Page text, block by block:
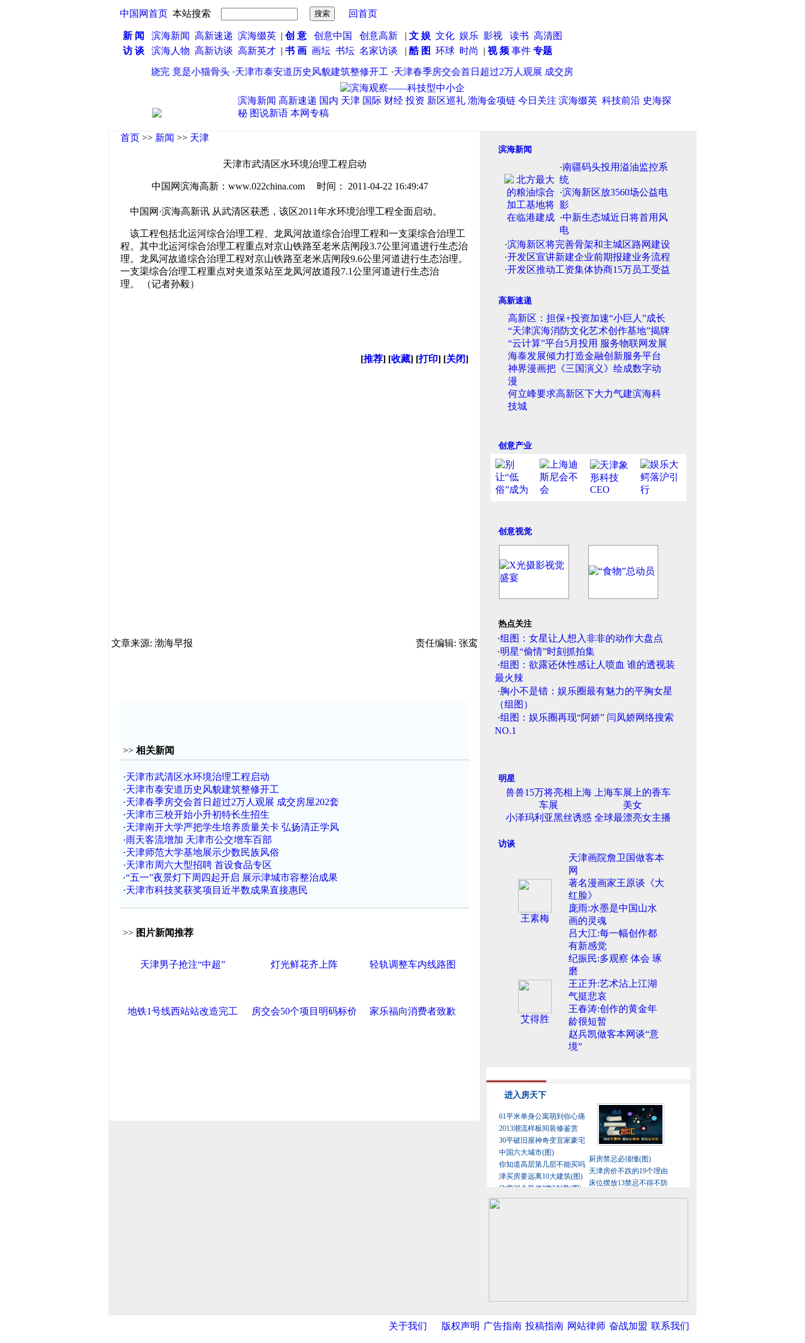
中国网首页 本站搜索 回首页
新 闻 滨海新闻 高新速递 滨海缀英| 创 意 创意中国 创意高新 | 文 娱 文化 娱乐 影视 读书 高清图
访 谈
滨海人物 高新访谈 高新英才 | 书 画 画坛 书坛 名家访谈 | 酷 图 环球 时尚 | 视 频事件 专题
蜡烛烧完 竟是小猫骨头·天津市泰安道历史风貌建筑整修开工·天津春季房交会首日超过2万人观展 成交房屋202套
滨海新闻 高新速递 国内 天津 国际 财经 投资 新区巡礼 渤海金项链 今日关注 滨海缀英 科技前沿 史海探
秘 图说新语 本网专稿
首页 >> 新闻 >> 天津
天津市武清区水环境治理工程启动
中国网滨海高新：www.022china.com 时间： 2011-04-22 16:49:47
中国网·滨海高新讯 从武清区获悉，该区2011年水环境治理工程全面启动。
该工程包括北运河综合治理工程、龙凤河故道综合治理工程和一支渠综合治理工
程。其中北运河综合治理工程重点对京山铁路至老米店闸段3.7公里河道进行生态治
理。龙凤河故道综合治理工程对京山铁路至老米店闸段9.6公里河道进行生态治理。
一支渠综合治理工程重点对夹道泵站至龙凤河故道段7.1公里河道进行生态治
理。 （记者孙毅）
[推荐] [收藏] [打印] [关闭]
文章来源: 渤海早报 责任编辑: 张鸾
>> 相关新闻
·天津市武清区水环境治理工程启动
·天津市泰安道历史风貌建筑整修开工
·天津春季房交会首日超过2万人观展 成交房屋202套
·天津市三校开始小升初特长生招生
·天津南开大学严把学生培养质量关卡 弘扬清正学风
·雨天客流增加 天津市公交增车百部
·天津师范大学基地展示少数民族风俗
·天津市周六大型招聘 首设食品专区
·“五一”夜景灯下周四起开启 展示津城市容整治成果
·天津市科技奖获奖项目近半数成果直接惠民
>> 图片新闻推荐
天津男子抢注“中超” 灯光鲜花齐上阵 轻轨调整车内线路图
地铁1号线西站站改造完工 房交会50个项目明码标价 家乐福向消费者致歉
滨海新闻
·南疆码头投用溢油监控系
统
·滨海新区放3560场公益电
影
·中新生态城近日将首用风
电
·滨海新区将完善骨架和主城区路网建设
·开发区宣讲新建企业前期报建业务流程
·开发区推动工资集体协商15万员工受益
高新速递
高新区：担保+投资加速“小巨人”成长
“天津滨海消防文化艺术创作基地”揭牌
“云计算”平台5月投用 服务物联网发展
海泰发展倾力打造金融创新服务平台
神界漫画把《三国演义》绘成数字动
漫
何立峰要求高新区下大力气建滨海科
技城
创意产业
创意视觉
热点关注
·组图：女星让人想入非非的动作大盘点
·明星“偷情”时刻抓拍集
·组图：欲露还休性感让人喷血 谁的透视装
最火辣
·胸小不是错：娱乐圈最有魅力的平胸女星
（组图）
·组图：娱乐圈再现“阿娇” 闫凤娇网络搜索
NO.1
明星
兽兽15万将亮相上海
车展
上海车展上的香车
美女
小泽玛利亚黑丝诱惑 全球最漂亮女主播
访谈
王素梅
天津画院詹卫国做客本
网
著名漫画家王原谈《大
红脸》
庞雨:水墨是中国山水
画的灵魂
吕大江:每一幅创作都
有新感觉
艾得胜
纪振民:多观察 体会 琢
磨
王正升:艺术沾上江湖
气挺悲哀
王春涛:创作的黄金年
龄很短暂
赵兵凯做客本网谈“意
境”
关于我们 版权声明 广告指南 投稿指南 网站律师 奋战加盟 联系我们